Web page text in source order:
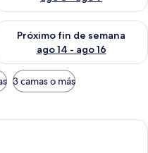
fin de semana ago 7 -
Próximo fin de semana
ago 14 - ago 16
la disponibilidad
3 camas o más
de hotel con una cama